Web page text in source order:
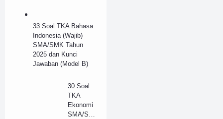
33 Soal TKA Bahasa
Indonesia (Wajib)
SMA/SMK Tahun
2025 dan Kunci
Jawaban (Model B)
30 Soal
TKA
Ekonomi
SMA/SM